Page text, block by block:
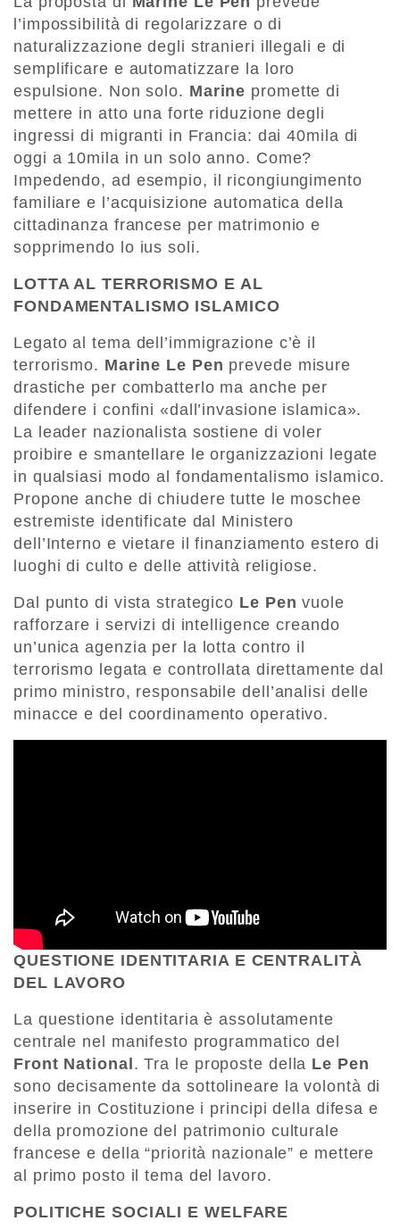
l’impossibilità di regolarizzare o di
naturalizzazione degli stranieri illegali e di
semplificare e automatizzare la loro
espulsione. Non solo. Marine promette di
mettere in atto una forte riduzione degli
ingressi di migranti in Francia: dai 40mila di
oggi a 10mila in un solo anno. Come?
Impedendo, ad esempio, il ricongiungimento
familiare e l’acquisizione automatica della
cittadinanza francese per matrimonio e
sopprimendo lo ius soli.
LOTTA AL TERRORISMO E AL
FONDAMENTALISMO ISLAMICO
Legato al tema dell’immigrazione c’è il
terrorismo. Marine Le Pen prevede misure
drastiche per combatterlo ma anche per
difendere i confini «dall’invasione islamica».
La leader nazionalista sostiene di voler
proibire e smantellare le organizzazioni legate
in qualsiasi modo al fondamentalismo islamico.
Propone anche di chiudere tutte le moschee
estremiste identificate dal Ministero
dell’Interno e vietare il finanziamento estero di
luoghi di culto e delle attività religiose.
Dal punto di vista strategico Le Pen vuole
rafforzare i servizi di intelligence creando
un’unica agenzia per la lotta contro il
terrorismo legata e controllata direttamente dal
primo ministro, responsabile dell’analisi delle
minacce e del coordinamento operativo.
QUESTIONE IDENTITARIA E CENTRALITÀ
DEL LAVORO
La questione identitaria è assolutamente
centrale nel manifesto programmatico del
Front National . Tra le proposte della Le Pen
sono decisamente da sottolineare la volontà di
inserire in Costituzione i principi della difesa e
della promozione del patrimonio culturale
francese e della “priorità nazionale” e mettere
al primo posto il tema del lavoro.
POLITICHE SOCIALI E WELFARE